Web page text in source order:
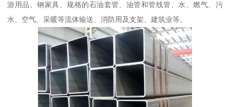
游用品、钢家具、规格的石油套管、油管和管线管、水、燃气、污
水、空气、采暖等流体输送、消防用及支架、建筑业等。